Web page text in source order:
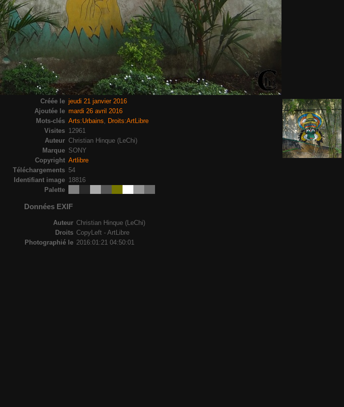
Créée le jeudi 21 janvier 2016
Ajoutée le mardi 26 avril 2016
Mots-clés Arts:Urbains
Droits:ArtLibre
Visites 12961
Auteur Christian Hinque (LeChi)
Marque SONY
Copyright Artlibre
Téléchargements 54
Identifiant image 18816
Palette
Données EXIF
Auteur Christian Hinque (LeChi)
Droits CopyLeft - ArtLibre
Photographié le 2016:01:21 04:50:01